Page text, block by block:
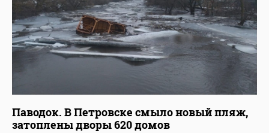
Паводок. В Петровске смыло новый пляж,
затоплены дворы 620 домов